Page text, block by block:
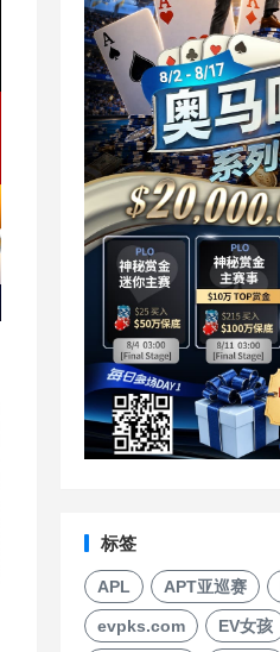
标签
APL APT亚巡赛
evpks.com EV女孩